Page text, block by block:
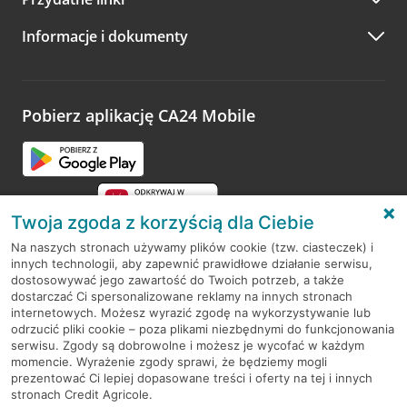
A po wizycie…
Zachęcamy do podzielenia się z nami opinią o wizycie.
opinie.
Informacje i dokumenty
Pobierz aplikację CA24 Mobile
RODO
Regulamin serwisu
Mapa serwisu
PolitykaCookies
Twoja zgoda z korzyścią dla Ciebie
Na naszych stronach używamy plików cookie (tzw. ciasteczek) i
innych technologii, aby zapewnić prawidłowe działanie serwisu,
dostosowywać jego zawartość do Twoich potrzeb, a także
dostarczać Ci spersonalizowane reklamy na innych stronach
internetowych. Możesz wyrazić zgodę na wykorzystywanie lub
odrzucić pliki cookie – poza plikami niezbędnymi do funkcjonowania
serwisu. Zgody są dobrowolne i możesz je wycofać w każdym
momencie. Wyrażenie zgody sprawi, że będziemy mogli
prezentować Ci lepiej dopasowane treści i oferty na tej i innych
stronach Credit Agricole.